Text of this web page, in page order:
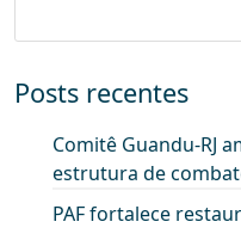
Posts recentes
Comitê Guandu-RJ
estrutura de
PAF fortalece